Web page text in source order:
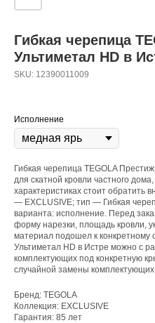
Гибкая черепица
Ультиметал HD в
SKU: 12390011009
Исполнение
Гибкая черепица TEGOLA
для скатной кровли частного
характеристиках стоит обратить
— EXCLUSIVE; тип — Гибкая
варианта: исполнение. Перед
форму нарезки, площадь кровли,
материал подошел к конкретному
Ультиметал HD в Истре можно с
комплектующих под конкретную
случайной замены
Бренд: TEGOLA
Коллекция: EXCLUSIVE
Гарантия: 85 лет